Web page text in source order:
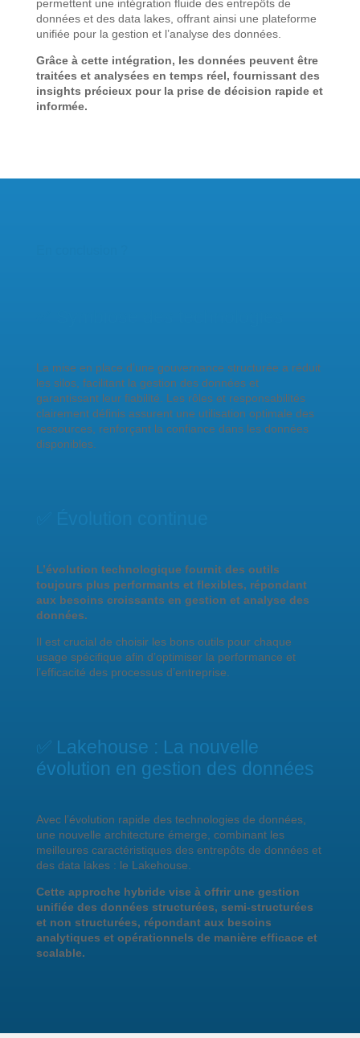
permettent une intégration fluide des entrepôts de
données et des data lakes, offrant ainsi une plateforme
unifiée pour la gestion et l’analyse des données.
Grâce à cette intégration, les données peuvent être
traitées et analysées en temps réel, fournissant des
insights précieux pour la prise de décision rapide et
informée.
La mise en place d’une gouvernance structurée a réduit
les silos, facilitant la gestion des données et
garantissant leur fiabilité. Les rôles et responsabilités
clairement définis assurent une utilisation optimale des
ressources, renforçant la confiance dans les données
disponibles.
L’évolution technologique fournit des outils
toujours plus performants et flexibles, répondant
aux besoins croissants en gestion et analyse des
données.
Il est crucial de choisir les bons outils pour chaque
usage spécifique afin d’optimiser la performance et
l’efficacité des processus d’entreprise.
✅ Lakehouse : La nouvelle
évolution en gestion des données
Avec l’évolution rapide des technologies de données,
une nouvelle architecture émerge, combinant les
meilleures caractéristiques des entrepôts de données et
des data lakes : le Lakehouse.
Cette approche hybride vise à offrir une gestion
unifiée des données structurées, semi-structurées
et non structurées, répondant aux besoins
analytiques et opérationnels de manière efficace et
scalable.